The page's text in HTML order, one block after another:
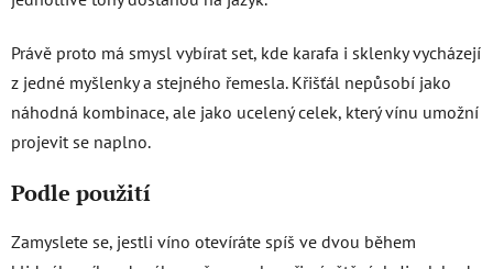
Právě proto má smysl vybírat set, kde karafa i sklenky vycházejí
z jedné myšlenky a stejného řemesla. Křišťál nepůsobí jako
náhodná kombinace, ale jako ucelený celek, který vínu umožní
projevit se naplno.
Podle použití
Zamyslete se, jestli víno otevíráte spíš ve dvou během